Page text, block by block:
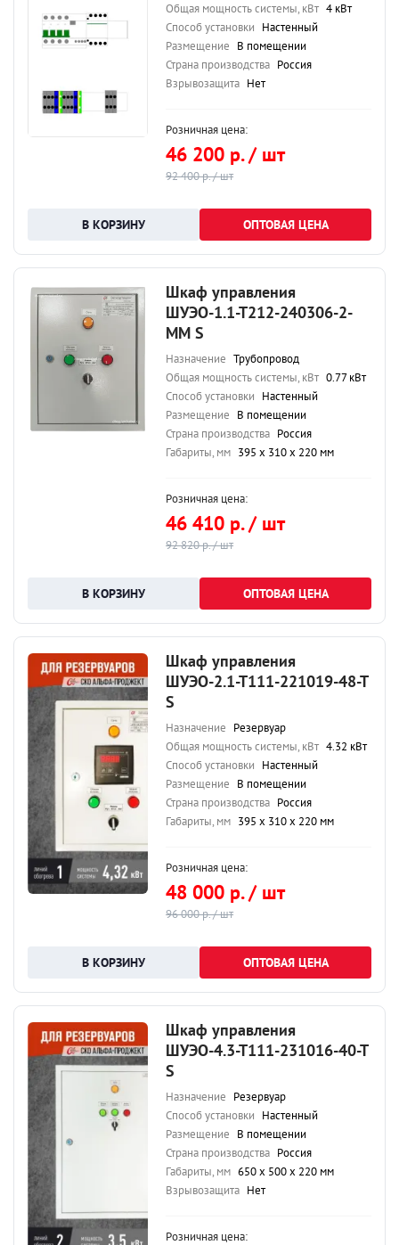
Общая мощность системы, кВт 4 кВт
Способ установки Настенный
Размещение В помещении
Страна производства Россия
Взрывозащита Нет
Розничная цена:
46 200 р. / шт
92 400 р. / шт
ОПТОВАЯ ЦЕНА
Шкаф управления
ШУЭО-1.1-Т212-240306-2-
ММ S
Назначение Трубопровод
Общая мощность системы, кВт 0.77 кВт
Способ установки Настенный
Размещение В помещении
Страна производства Россия
Габариты, мм 395 х 310 х 220 мм
Розничная цена:
46 410 р. / шт
92 820 р. / шт
ОПТОВАЯ ЦЕНА
Шкаф управления
ШУЭО-2.1-Т111-221019-48-Т
S
Назначение Резервуар
Общая мощность системы, кВт 4.32 кВт
Способ установки Настенный
Размещение В помещении
Страна производства Россия
Габариты, мм 395 х 310 х 220 мм
Розничная цена:
48 000 р. / шт
96 000 р. / шт
ОПТОВАЯ ЦЕНА
Шкаф управления
ШУЭО-4.3-Т111-231016-40-Т
S
Назначение Резервуар
Способ установки Настенный
Размещение В помещении
Страна производства Россия
Габариты, мм 650 х 500 х 220 мм
Взрывозащита Нет
Розничная цена: